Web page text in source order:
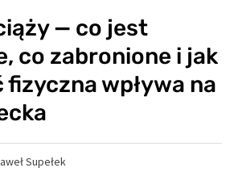
— co jest
co zabronione i jak
wpływa na
Supełek